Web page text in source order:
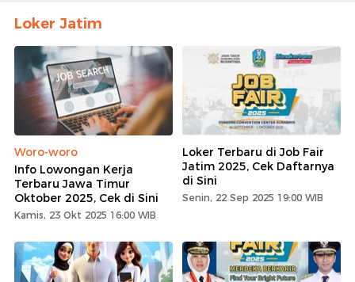
Loker Jatim
Woro-woro
Info Lowongan Kerja
Terbaru Jawa Timur
Oktober 2025, Cek di Sini
Kamis, 23 Okt 2025 16:00 WIB
Loker Terbaru di Job Fair
Jatim 2025, Cek Daftarnya
di Sini
Senin, 22 Sep 2025 19:00 WIB